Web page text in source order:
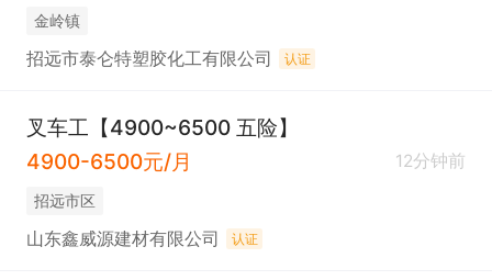
金岭镇
招远市泰仑特塑胶化工有限公司 认证
叉车工【4900~6500 五险】
4900-6500元/月
12分钟前
招远市区
山东鑫威源建材有限公司 认证